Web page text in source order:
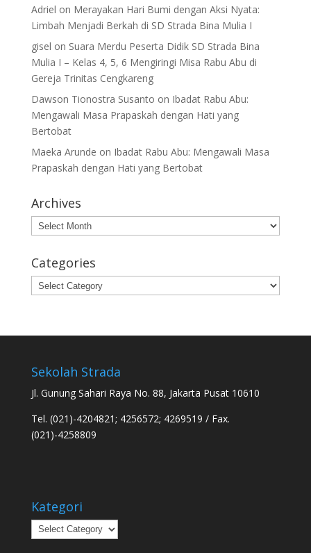
Adriel on Merayakan Hari Bumi dengan Aksi Nyata:
Limbah Menjadi Berkah di SD Strada Bina Mulia I
gisel on Suara Merdu Peserta Didik SD Strada Bina
Mulia I – Kelas 4, 5, 6 Mengiringi Misa Rabu Abu di
Gereja Trinitas Cengkareng
Dawson Tionostra Susanto on Ibadat Rabu Abu:
Mengawali Masa Prapaskah dengan Hati yang
Bertobat
Maeka Arunde on Ibadat Rabu Abu: Mengawali Masa
Prapaskah dengan Hati yang Bertobat
Archives
Archives
Categories
Categories
Sekolah Strada
Jl. Gunung Sahari Raya No. 88, Jakarta Pusat 10610
Tel. (021)-4204821; 4256572; 4269519 / Fax.
(021)-4258809
Kategori
Kategori